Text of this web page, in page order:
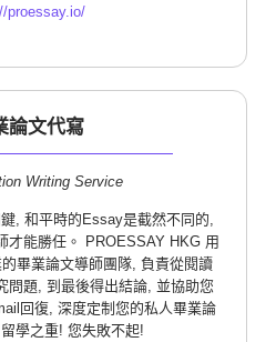
proessay.io/
論文代寫
Writing Service
, 和平時的Essay是截然不同的,
才能勝任。 PROESSAY HKG 用
畢業論文導師團隊, 負責從閱讀
問題, 到最後得出結論, 並協助您
回復, 深度定制您的私人畢業論
學之重! 您失敗不起!